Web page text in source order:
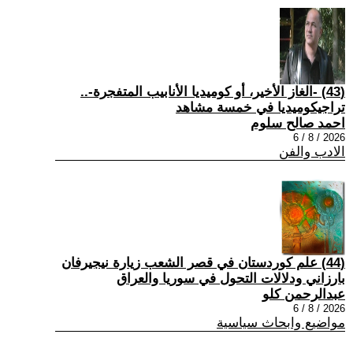
(43) -الغاز الأخير، أو كوميديا الأنابيب المتفجرة-..
تراجيكوميديا في خمسة مشاهد
احمد صالح سلوم
2026 / 8 / 6
الادب والفن
(44) علم كوردستان في قصر الشعب زيارة نيجيرفان
بارزاني ودلالات التحول في سوريا والعراق
عبدالرحمن كلو
2026 / 8 / 6
مواضيع وابحاث سياسية